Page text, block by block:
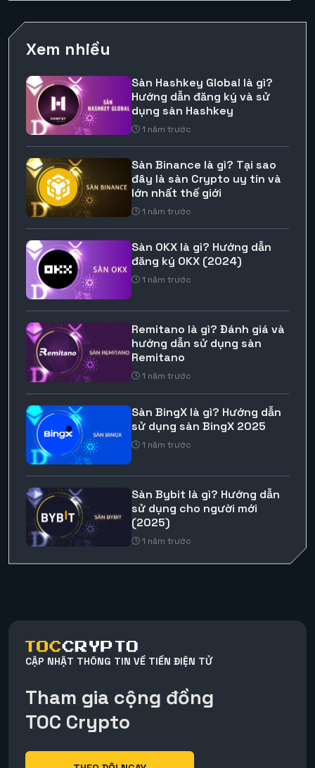
Xem nhiều
Sàn Hashkey Global là gì?
Hướng dẫn đăng ký và sử
dụng sàn Hashkey
1 năm trước
Sàn Binance là gì? Tại sao
đây là sàn Crypto uy tín và
lớn nhất thế giới
1 năm trước
Sàn OKX là gì? Hướng dẫn
đăng ký OKX (2024)
1 năm trước
Remitano là gì? Đánh giá và
hướng dẫn sử dụng sàn
Remitano
1 năm trước
Sàn BingX là gì? Hướng dẫn
sử dụng sàn BingX 2025
1 năm trước
Sàn Bybit là gì? Hướng dẫn
sử dụng cho người mới
(2025)
1 năm trước
CẬP NHẬT THÔNG TIN VỀ TIỀN ĐIỆN TỬ
Tham gia cộng đồng
TOC Crypto